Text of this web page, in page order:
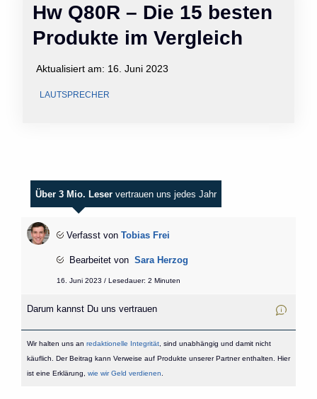
Hw Q80R – Die 15 besten
Produkte im Vergleich
Aktualisiert am: 16. Juni 2023
LAUTSPRECHER
Über 3 Mio. Leser vertrauen uns jedes Jahr
Verfasst von Tobias Frei
Bearbeitet von Sara Herzog
16. Juni 2023 / Lesedauer: 2 Minuten
Darum kannst Du uns vertrauen
Wir halten uns an redaktionelle Integrität, sind unabhängig und damit nicht
käuflich. Der Beitrag kann Verweise auf Produkte unserer Partner enthalten. Hier
ist eine Erklärung, wie wir Geld verdienen